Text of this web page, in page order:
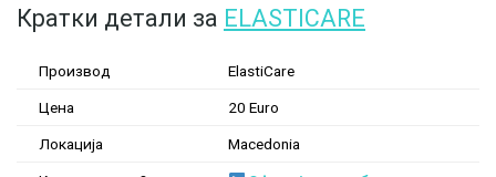
Кратки детали за ELASTICARE
Производ ElastiCare
Цена 20 Euro
Локација Macedonia